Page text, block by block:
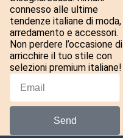
connesso alle ultime
tendenze italiane di moda,
arredamento e accessori.
Non perdere l’occasione di
arricchire il tuo stile con
selezioni premium italiane!
Send